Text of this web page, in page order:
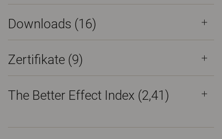
Downloads (16)
Zertifikate (9)
The Better Effect Index (2,41)